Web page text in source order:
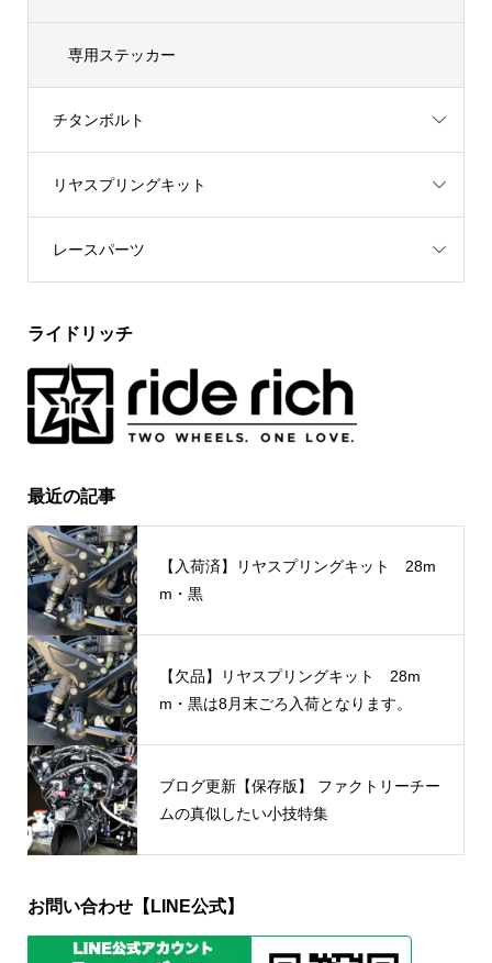
専用ステッカー
チタンボルト
リヤスプリングキット
レースパーツ
ライドリッチ
最近の記事
【入荷済】リヤスプリングキット 28m
m・黒
【欠品】リヤスプリングキット 28m
m・黒は8月末ごろ入荷となります。
ブログ更新【保存版】 ファクトリーチー
ムの真似したい小技特集
お問い合わせ【LINE公式】